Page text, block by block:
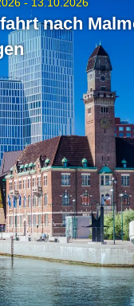
- 13.10.2026
nach